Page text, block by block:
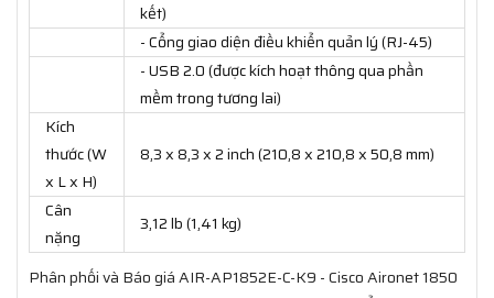
kết)
- Cổng giao diện điều khiển quản lý (RJ-45)
- USB 2.0 (được kích hoạt thông qua phần
mềm trong tương lai)
Kích
thước (W
x L x H)
8,3 x 8,3 x 2 inch (210,8 x 210,8 x 50,8 mm)
Cân
nặng
3,12 lb (1,41 kg)
Phân phối và Báo giá AIR-AP1852E-C-K9 - Cisco Aironet 1850